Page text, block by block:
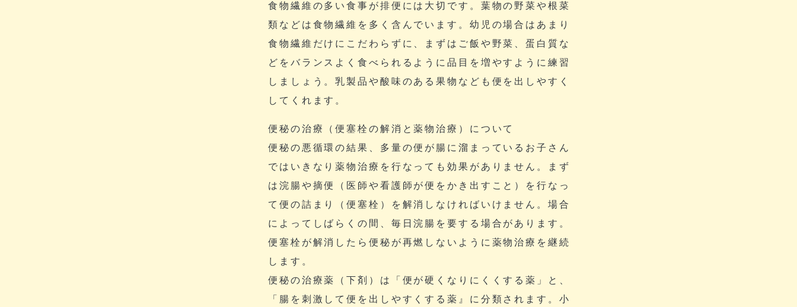
食物繊維の多い食事が排便には大切です。葉物の野菜や根菜
類などは食物繊維を多く含んでいます。幼児の場合はあまり
食物繊維だけにこだわらずに、まずはご飯や野菜、蛋白質な
どをバランスよく食べられるように品目を増やすように練習
しましょう。乳製品や酸味のある果物なども便を出しやすく
してくれます。
便秘の治療（便塞栓の解消と薬物治療）について
便秘の悪循環の結果、多量の便が腸に溜まっているお子さん
ではいきなり薬物治療を行なっても効果がありません。まず
は浣腸や摘便（医師や看護師が便をかき出すこと）を行なっ
て便の詰まり（便塞栓）を解消しなければいけません。場合
によってしばらくの間、毎日浣腸を要する場合があります。
便塞栓が解消したら便秘が再燃しないように薬物治療を継続
します。
便秘の治療薬（下剤）は「便が硬くなりにくくする薬」と、
「腸を刺激して便を出しやすくする薬』に分類されます。小